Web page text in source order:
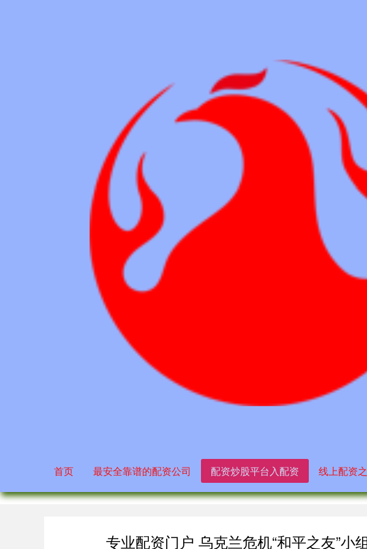
首页 最安全靠谱的配资公司 配资炒股平台入配资 线上配资
专业配资门户 乌克兰危机“和平之友”小